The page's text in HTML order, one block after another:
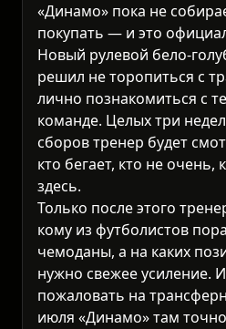
«Динамо» пока не
покупать — и это
Новый рулевой бело-
решил не торопиться с
лично познакомиться с
команде. Целых три
сборов тренер будет
кто бегает, кто не
здесь.
Только после этого
кому из футболистов
чемоданы, а на каких
нужно свежее усиление.
пожаловать на
июля «Динамо» там